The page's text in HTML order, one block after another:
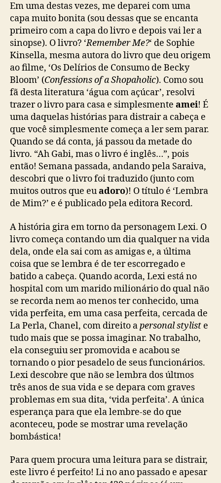
Em uma destas vezes, me deparei com uma
capa muito bonita (sou dessas que se encanta
primeiro com a capa do livro e depois vai ler a
sinopse). O livro? ‘Remember Me?‘ de Sophie
Kinsella, mesma autora do livro que deu origem
ao filme, ‘Os Delírios de Consumo de Becky
Bloom’ (Confessions of a Shopaholic). Como sou
fã desta literatura ‘água com açúcar’, resolvi
trazer o livro para casa e simplesmente amei! É
uma daquelas histórias para distrair a cabeça e
que você simplesmente começa a ler sem parar.
Quando se dá conta, já passou da metade do
livro. “Ah Gabi, mas o livro é inglês…”, pois
então! Semana passada, andando pela Saraiva,
descobri que o livro foi traduzido (junto com
muitos outros que euadoro)! O título é ‘Lembra
de Mim?’ e é publicado pela editora Record.
A história gira em torno da personagem Lexi. O
livro começa contando um dia qualquer na vida
dela, onde ela sai com as amigas e, a última
coisa que se lembra é de ter escorregado e
batido a cabeça. Quando acorda, Lexi está no
hospital com um marido milionário do qual não
se recorda nem ao menos ter conhecido, uma
vida perfeita, em uma casa perfeita, cercada de
La Perla, Chanel, com direito apersonal stylist e
tudo mais que se possa imaginar. No trabalho,
ela conseguiu ser promovida e acabou se
tornando o pior pesadelo de seus funcionários.
Lexi descobre que não se lembra dos últmos
três anos de sua vida e se depara com graves
problemas em sua dita, ‘vida perfeita’. A única
esperança para que ela lembre-se do que
aconteceu, pode se mostrar uma revelação
bombástica!
Para quem procura uma leitura para se distrair,
este livro é perfeito! Li no ano passado e apesar